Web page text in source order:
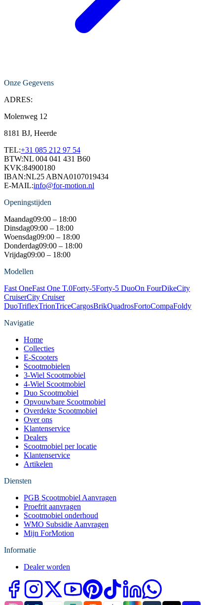
Onze Gegevens
ADRES:
Molenweg 12
8181 BJ, Heerde
TEL:+31 085 212 97 54
BTW:NL 004 041 431 B60
KVK:84900180
IBAN:NL25 ABNA0107019434
E-MAIL:info@for-motion.nl
Openingstijden
Maandag09:00 – 18:00
Dinsdag09:00 – 18:00
Woensdag09:00 – 18:00
Donderdag09:00 – 18:00
Vrijdag09:00 – 18:00
Modellen
Fast OneFast One T.0Forty-5Forty-5 DuoOn FourDikeCity
CruiserCity Cruiser
DuoTriflexTrionTriceCargosBrikQuadrosFortoCompaFoldy
Navigatie
Home
Collecties
E-Scooters
Scootmobielen
3-Wiel Scootmobiel
4-Wiel Scootmobiel
Duo Scootmobiel
Opvouwbare Scootmobiel
Overdekte Scootmobiel
Over ons
Klantenservice
Dealers
Scootmobiel per locatie
Klantenservice
Artikelen
Diensten
PGB Scootmobiel Aanvragen
Proefrit aanvragen
Scootmobiel onderhoud
WMO Subsidie Aanvragen
Mijn ForMotion
Informatie
Dealer worden